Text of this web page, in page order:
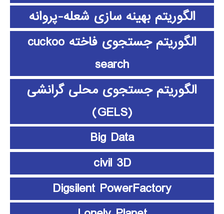
الگوریتم بهینه سازی شعله-پروانه
الگوریتم جستجوی فاخته cuckoo
search
الگوریتم جستجوی محلی گرانشی
(GELS)
Big Data
civil 3D
Digsilent PowerFactory